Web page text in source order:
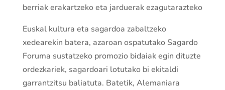
berriak erakartzeko eta jarduerak ezagutarazteko
Euskal kultura eta sagardoa zabaltzeko
xedearekin batera, azaroan ospatutako Sagardo
Foruma sustatzeko promozio bidaiak egin dituzte
ordezkariek, sagardoari lotutako bi ekitaldi
garrantzitsu baliatuta. Batetik, Alemaniara